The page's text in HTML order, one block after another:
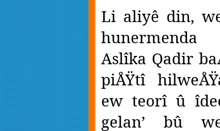
Li aliyê din,
Aslîka Qadir
piÅŸtî
ew teorî û
gelan’ bû